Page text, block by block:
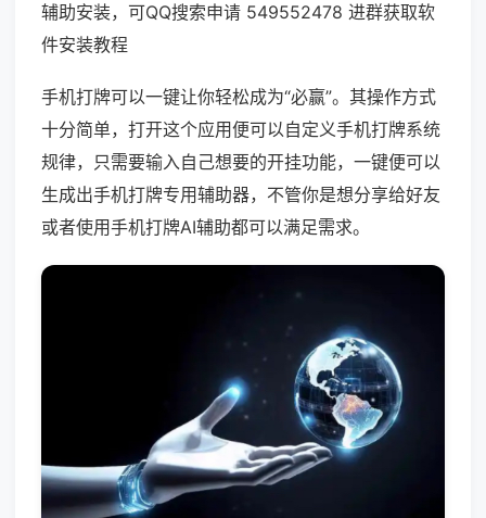
辅助安装，可QQ搜索申请 549552478 进群获取软
件安装教程
手机打牌可以一键让你轻松成为“必赢”。其操作方式
十分简单，打开这个应用便可以自定义手机打牌系统
规律，只需要输入自己想要的开挂功能，一键便可以
生成出手机打牌专用辅助器，不管你是想分享给好友
或者使用手机打牌AI辅助都可以满足需求。